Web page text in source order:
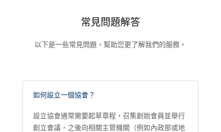
常見問題解答
以下是一些常見問題，幫助您更了解我們的服務。
如何設立一個協會？
設立協會通常需要起草章程，召集創始會員並舉行
創立會議，之後向相關主管機關（例如內政部或地